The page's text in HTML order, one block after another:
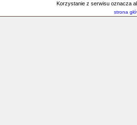
Korzystanie z serwisu oznacza
strona